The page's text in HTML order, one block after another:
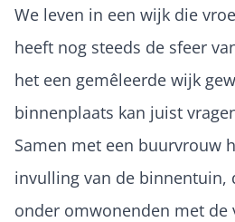
We leven in een wijk die
heeft nog steeds de sfeer
het een gemêleerde wijk
binnenplaats kan juist
Samen met een buurvrouw
invulling van de binnentuin,
onder omwonenden met de